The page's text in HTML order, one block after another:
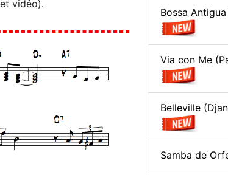
vidéo).
Bossa
Via con Me
Belleville
Samba de